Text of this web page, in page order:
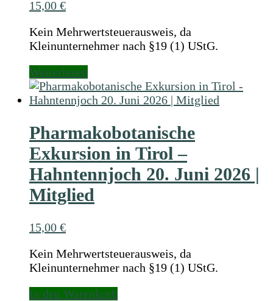
15,00 €
Kein Mehrwertsteuerausweis, da
Kleinunternehmer nach §19 (1) UStG.
Weiterlesen
Pharmakobotanische
Exkursion in Tirol –
Hahntennjoch 20. Juni 2026 |
Mitglied
15,00 €
Kein Mehrwertsteuerausweis, da
Kleinunternehmer nach §19 (1) UStG.
In den Warenkorb